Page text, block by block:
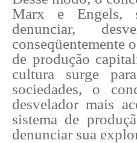
Marx e Engels,
denunciar,
conseqüentemente
de produção
cultura surge
sociedades, o
desvelador mais
sistema de
denunciar sua